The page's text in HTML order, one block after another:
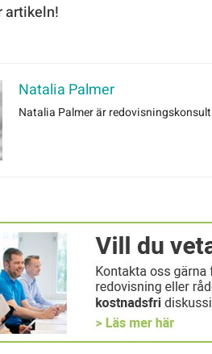
artikeln!
Natalia Palmer
Natalia Palmer är